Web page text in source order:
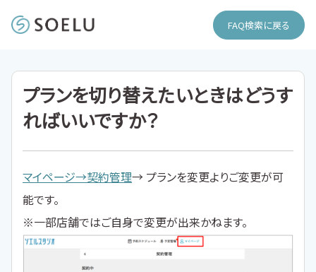
FAQ検索に戻る
プランを切り替えたいときはどうす
ればいいですか？
マイページ→契約管理→ プランを変更よりご変更が可
能です。
※一部店舗ではご自身で変更が出来かねます。